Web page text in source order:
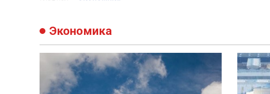
Экономика